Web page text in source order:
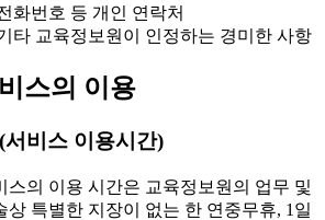
화번호 등 개인 연락처
타 교육정보원이 인정하는 경미한 사항
스의 이용
서비스 이용시간)
스의 이용 시간은 교육정보원의 업무 및
상 특별한 지장이 없는 한 연중무휴, 1일